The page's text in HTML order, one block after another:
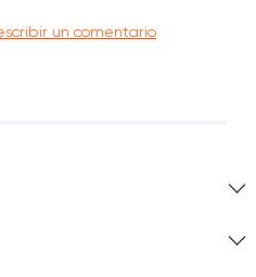
un comentario